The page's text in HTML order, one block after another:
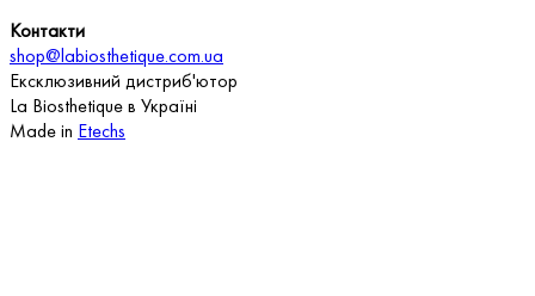
Контакти
shop@labiosthetique.com.ua
Ексклюзивний дистриб'ютор
La Biosthetique в Україні
Made in Etechs